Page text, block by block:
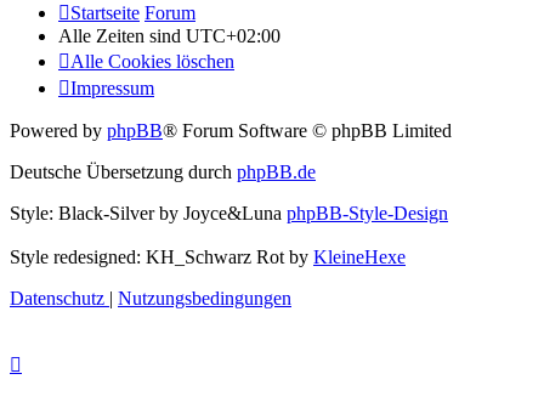
Startseite Forum
Alle Zeiten sind UTC+02:00
Alle Cookies löschen
Impressum
Powered by phpBB® Forum Software © phpBB Limited
Deutsche Übersetzung durch phpBB.de
Style: Black-Silver by Joyce&Luna phpBB-Style-Design
Style redesigned: KH_Schwarz Rot by KleineHexe
Datenschutz | Nutzungsbedingungen